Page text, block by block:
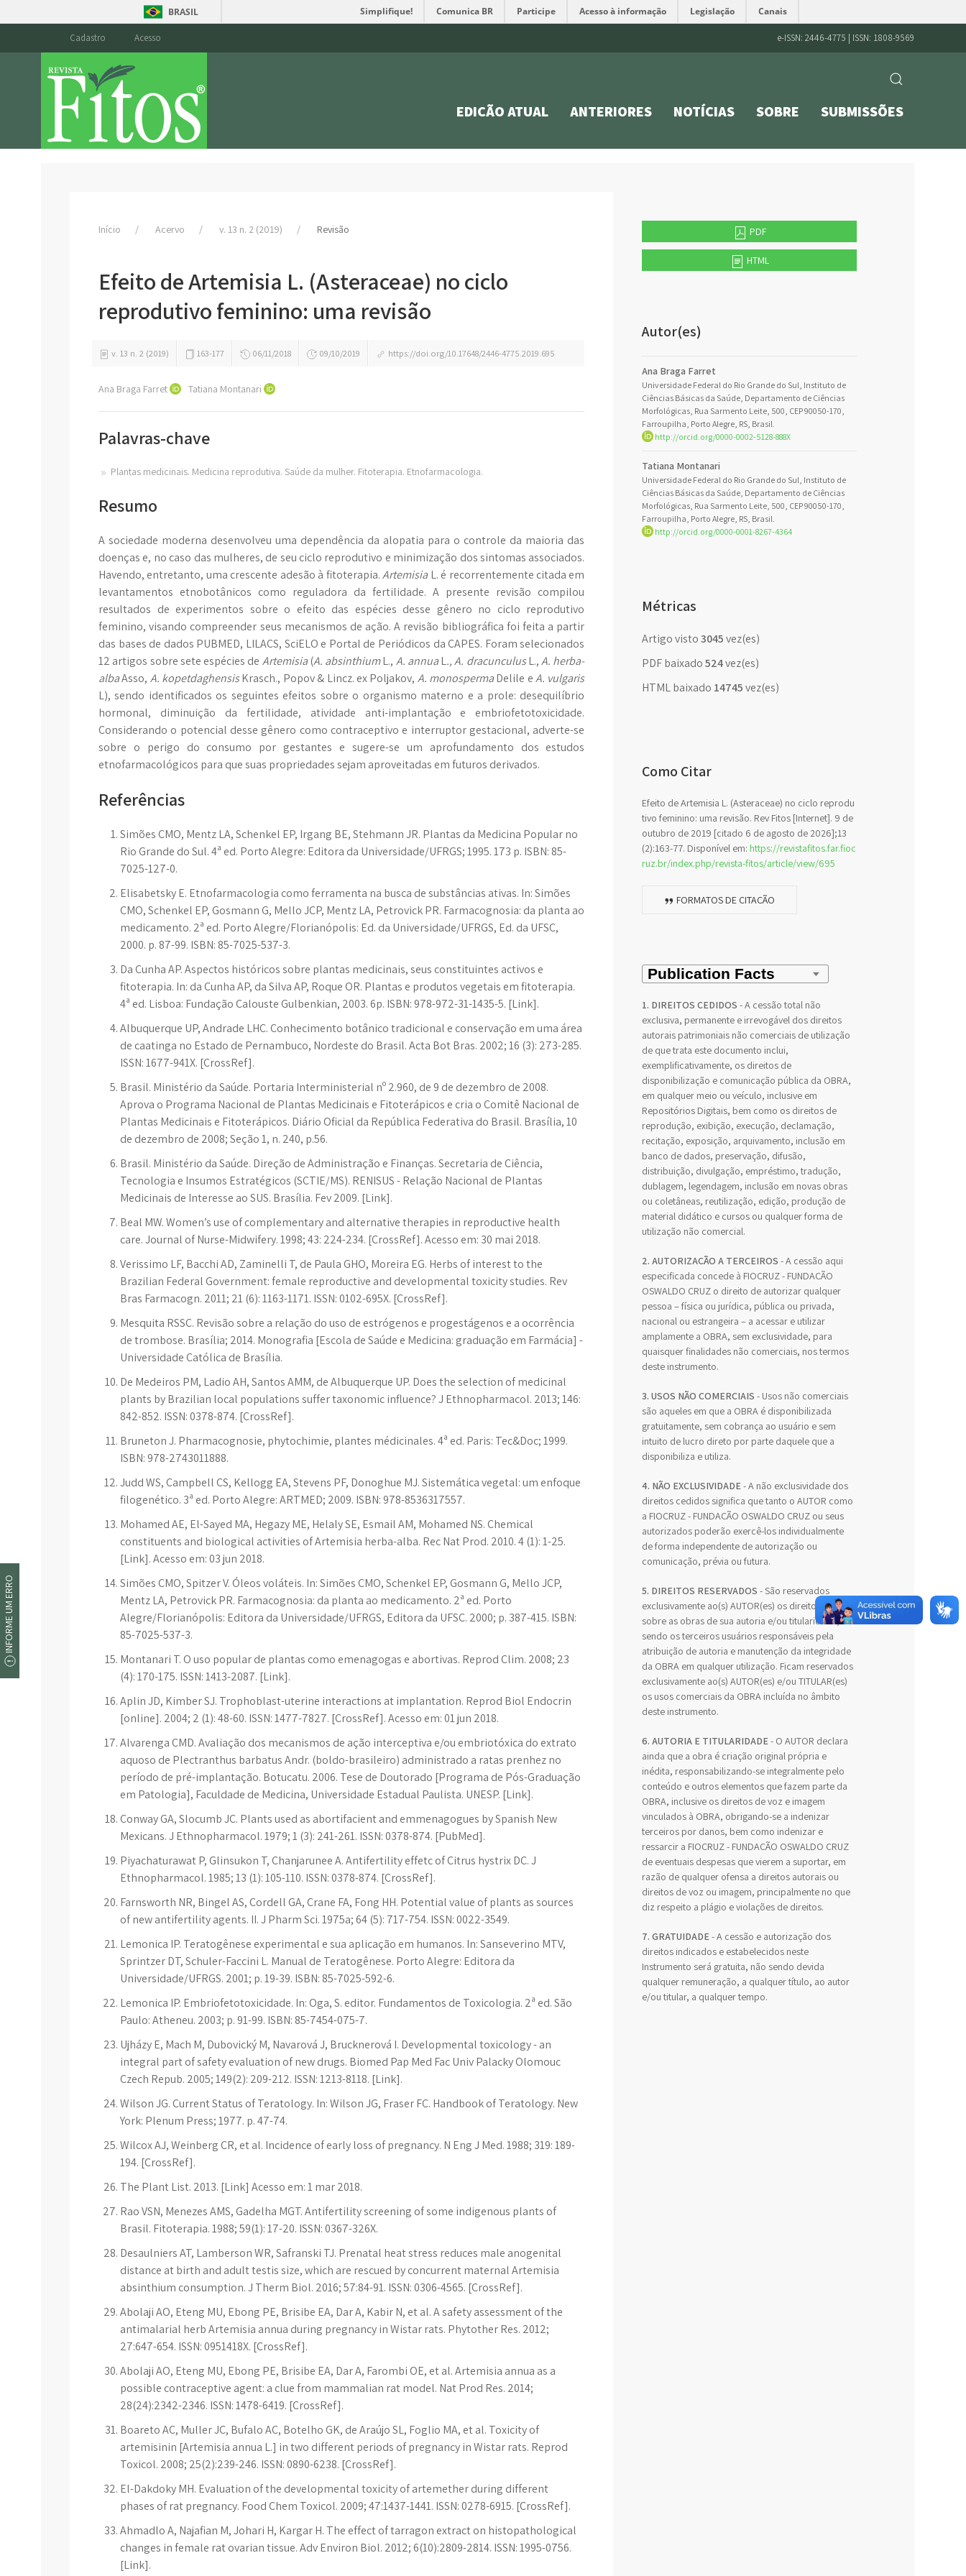
BRASIL Simplifique! Comunica BR Participe Acesso à informação Legislação Canais
Cadastro Acesso e-ISSN: 2446-4775 | ISSN: 1808-9569
EDIÇÃO ATUAL ANTERIORES NOTÍCIAS SOBRE SUBMISSÕES
Início Acervo v. 13 n. 2 (2019) Revisão
Efeito de Artemisia L. (Asteraceae) no ciclo
reprodutivo feminino: uma revisão
v. 13 n. 2 (2019) 163-177 06/11/2018 09/10/2019 https://doi.org/10.17648/2446-4775.2019.695
Ana Braga Farret Tatiana Montanari
Palavras-chave
Plantas medicinais. Medicina reprodutiva. Saúde da mulher. Fitoterapia. Etnofarmacologia.
Resumo
A sociedade moderna desenvolveu uma dependência da alopatia para o controle da maioria das
doenças e, no caso das mulheres, de seu ciclo reprodutivo e minimização dos sintomas associados.
Havendo, entretanto, uma crescente adesão à fitoterapia.ArtemisiaL. é recorrentemente citada em
levantamentos etnobotânicos como reguladora da fertilidade. A presente revisão compilou
resultados de experimentos sobre o efeito das espécies desse gênero no ciclo reprodutivo
feminino, visando compreender seus mecanismos de ação. A revisão bibliográfica foi feita a partir
das bases de dados PUBMED, LILACS, SciELO e Portal de Periódicos da CAPES. Foram selecionados
12 artigos sobre sete espécies de Artemisia(A. absinthiumL., A. annuaL.,A. dracunculusL.,A. herba-
albaAsso, A. kopetdaghensisKrasch., Popov & Lincz. ex Poljakov, A. monospermaDelile eA. vulgaris
L), sendo identificados os seguintes efeitos sobre o organismo materno e a prole: desequilíbrio
hormonal, diminuição da fertilidade, atividade anti-implantação e embriofetotoxicidade.
Considerando o potencial desse gênero como contraceptivo e interruptor gestacional, adverte-se
sobre o perigo do consumo por gestantes e sugere-se um aprofundamento dos estudos
etnofarmacológicos para que suas propriedades sejam aproveitadas em futuros derivados.
Referências
Simões CMO, Mentz LA, Schenkel EP, Irgang BE, Stehmann JR. Plantas da Medicina Popular no
Rio Grande do Sul. 4ª ed. Porto Alegre: Editora da Universidade/UFRGS; 1995. 173 p. ISBN: 85-
7025-127-0.
Elisabetsky E. Etnofarmacologia como ferramenta na busca de substâncias ativas. In: Simões
CMO, Schenkel EP, Gosmann G, Mello JCP, Mentz LA, Petrovick PR. Farmacognosia: da planta ao
medicamento. 2ª ed. Porto Alegre/Florianópolis: Ed. da Universidade/UFRGS, Ed. da UFSC,
2000. p. 87-99. ISBN: 85-7025-537-3.
Da Cunha AP. Aspectos históricos sobre plantas medicinais, seus constituintes activos e
fitoterapia. In: da Cunha AP, da Silva AP, Roque OR. Plantas e produtos vegetais em fitoterapia.
4ª ed. Lisboa: Fundação Calouste Gulbenkian, 2003. 6p. ISBN: 978-972-31-1435-5. [Link].
Albuquerque UP, Andrade LHC. Conhecimento botânico tradicional e conservação em uma área
de caatinga no Estado de Pernambuco, Nordeste do Brasil. Acta Bot Bras. 2002; 16 (3): 273-285.
ISSN: 1677-941X. [CrossRef].
Brasil. Ministério da Saúde. Portaria Interministerial nº 2.960, de 9 de dezembro de 2008.
Aprova o Programa Nacional de Plantas Medicinais e Fitoterápicos e cria o Comitê Nacional de
Plantas Medicinais e Fitoterápicos. Diário Oficial da República Federativa do Brasil. Brasília, 10
de dezembro de 2008; Seção 1, n. 240, p.56.
Brasil. Ministério da Saúde. Direção de Administração e Finanças. Secretaria de Ciência,
Tecnologia e Insumos Estratégicos (SCTIE/MS). RENISUS - Relação Nacional de Plantas
Medicinais de Interesse ao SUS. Brasília. Fev 2009. [Link].
Beal MW. Women’s use of complementary and alternative therapies in reproductive health
care. Journal of Nurse-Midwifery. 1998; 43: 224-234. [CrossRef]. Acesso em: 30 mai 2018.
Verissimo LF, Bacchi AD, Zaminelli T, de Paula GHO, Moreira EG. Herbs of interest to the
Brazilian Federal Government: female reproductive and developmental toxicity studies. Rev
Bras Farmacogn. 2011; 21 (6): 1163-1171. ISSN: 0102-695X. [CrossRef].
Mesquita RSSC. Revisão sobre a relação do uso de estrógenos e progestágenos e a ocorrência
de trombose. Brasília; 2014. Monografia [Escola de Saúde e Medicina: graduação em Farmácia] -
Universidade Católica de Brasília.
De Medeiros PM, Ladio AH, Santos AMM, de Albuquerque UP. Does the selection of medicinal
plants by Brazilian local populations suffer taxonomic influence? J Ethnopharmacol. 2013; 146:
842-852. ISSN: 0378-874. [CrossRef].
Bruneton J. Pharmacognosie, phytochimie, plantes médicinales. 4ª ed. Paris: Tec&Doc; 1999.
ISBN: 978-2743011888.
Judd WS, Campbell CS, Kellogg EA, Stevens PF, Donoghue MJ. Sistemática vegetal: um enfoque
filogenético. 3ª ed. Porto Alegre: ARTMED; 2009. ISBN: 978-8536317557.
Mohamed AE, El-Sayed MA, Hegazy ME, Helaly SE, Esmail AM, Mohamed NS. Chemical
constituents and biological activities of Artemisia herba-alba. Rec Nat Prod. 2010. 4 (1): 1-25.
[Link]. Acesso em: 03 jun 2018.
Simões CMO, Spitzer V. Óleos voláteis. In: Simões CMO, Schenkel EP, Gosmann G, Mello JCP,
Mentz LA, Petrovick PR. Farmacognosia: da planta ao medicamento. 2ª ed. Porto
Alegre/Florianópolis: Editora da Universidade/UFRGS, Editora da UFSC. 2000; p. 387-415. ISBN:
85-7025-537-3.
Montanari T. O uso popular de plantas como emenagogas e abortivas. Reprod Clim. 2008; 23
(4): 170-175. ISSN: 1413-2087. [Link].
Aplin JD, Kimber SJ. Trophoblast-uterine interactions at implantation. Reprod Biol Endocrin
[online]. 2004; 2 (1): 48-60. ISSN: 1477-7827. [CrossRef]. Acesso em: 01 jun 2018.
Alvarenga CMD. Avaliação dos mecanismos de ação interceptiva e/ou embriotóxica do extrato
aquoso de Plectranthus barbatus Andr. (boldo-brasileiro) administrado a ratas prenhez no
período de pré-implantação. Botucatu. 2006. Tese de Doutorado [Programa de Pós-Graduação
em Patologia], Faculdade de Medicina, Universidade Estadual Paulista. UNESP. [Link].
Conway GA, Slocumb JC. Plants used as abortifacient and emmenagogues by Spanish New
Mexicans. J Ethnopharmacol. 1979; 1 (3): 241-261. ISSN: 0378-874. [PubMed].
Piyachaturawat P, Glinsukon T, Chanjarunee A. Antifertility effetc of Citrus hystrix DC. J
Ethnopharmacol. 1985; 13 (1): 105-110. ISSN: 0378-874. [CrossRef].
Farnsworth NR, Bingel AS, Cordell GA, Crane FA, Fong HH. Potential value of plants as sources
of new antifertility agents. II. J Pharm Sci. 1975a; 64 (5): 717-754. ISSN: 0022-3549.
Lemonica IP. Teratogênese experimental e sua aplicação em humanos. In: Sanseverino MTV,
Sprintzer DT, Schuler-Faccini L. Manual de Teratogênese. Porto Alegre: Editora da
Universidade/UFRGS. 2001; p. 19-39. ISBN: 85-7025-592-6.
Lemonica IP. Embriofetotoxicidade. In: Oga, S. editor. Fundamentos de Toxicologia. 2ª ed. São
Paulo: Atheneu. 2003; p. 91-99. ISBN: 85-7454-075-7.
Ujházy E, Mach M, Dubovický M, Navarová J, Brucknerová I. Developmental toxicology - an
integral part of safety evaluation of new drugs. Biomed Pap Med Fac Univ Palacky Olomouc
Czech Repub. 2005; 149(2): 209-212. ISSN: 1213-8118. [Link].
Wilson JG. Current Status of Teratology. In: Wilson JG, Fraser FC. Handbook of Teratology. New
York: Plenum Press; 1977. p. 47-74.
Wilcox AJ, Weinberg CR, et al. Incidence of early loss of pregnancy. N Eng J Med. 1988; 319: 189-
194. [CrossRef].
The Plant List. 2013. [Link] Acesso em: 1 mar 2018.
Rao VSN, Menezes AMS, Gadelha MGT. Antifertility screening of some indigenous plants of
Brasil. Fitoterapia. 1988; 59(1): 17-20. ISSN: 0367-326X.
Desaulniers AT, Lamberson WR, Safranski TJ. Prenatal heat stress reduces male anogenital
distance at birth and adult testis size, which are rescued by concurrent maternal Artemisia
absinthium consumption. J Therm Biol. 2016; 57:84-91. ISSN: 0306-4565. [CrossRef].
Abolaji AO, Eteng MU, Ebong PE, Brisibe EA, Dar A, Kabir N, et al. A safety assessment of the
antimalarial herb Artemisia annua during pregnancy in Wistar rats. Phytother Res. 2012;
27:647-654. ISSN: 0951418X. [CrossRef].
Abolaji AO, Eteng MU, Ebong PE, Brisibe EA, Dar A, Farombi OE, et al. Artemisia annua as a
possible contraceptive agent: a clue from mammalian rat model. Nat Prod Res. 2014;
28(24):2342-2346. ISSN: 1478-6419. [CrossRef].
Boareto AC, Muller JC, Bufalo AC, Botelho GK, de Araújo SL, Foglio MA, et al. Toxicity of
artemisinin [Artemisia annua L.] in two different periods of pregnancy in Wistar rats. Reprod
Toxicol. 2008; 25(2):239-246. ISSN: 0890-6238. [CrossRef].
El-Dakdoky MH. Evaluation of the developmental toxicity of artemether during different
phases of rat pregnancy. Food Chem Toxicol. 2009; 47:1437-1441. ISSN: 0278-6915. [CrossRef].
Ahmadlo A, Najafian M, Johari H, Kargar H. The effect of tarragon extract on histopathological
changes in female rat ovarian tissue. Adv Environ Biol. 2012; 6(10):2809-2814. ISSN: 1995-0756.
[Link].
PDF
HTML
Autor(es)
Ana Braga Farret
Universidade Federal do Rio Grande do Sul, Instituto de
Ciências Básicas da Saúde, Departamento de Ciências
Morfológicas, Rua Sarmento Leite, 500, CEP 90050-170,
Farroupilha, Porto Alegre, RS, Brasil.
http://orcid.org/0000-0002-5128-888X
Tatiana Montanari
Universidade Federal do Rio Grande do Sul, Instituto de
Ciências Básicas da Saúde, Departamento de Ciências
Morfológicas, Rua Sarmento Leite, 500, CEP 90050-170,
Farroupilha, Porto Alegre, RS, Brasil.
http://orcid.org/0000-0001-8267-4364
Métricas
Artigo visto3045vez(es)
PDF baixado 524vez(es)
HTML baixado 14745vez(es)
Como Citar
Efeito de Artemisia L. (Asteraceae) no ciclo reprodu
tivo feminino: uma revisão. Rev Fitos [Internet]. 9 de
outubro de 2019 [citado 6 de agosto de 2026];13
(2):163-77. Disponível em: https://revistafitos.far.fioc
ruz.br/index.php/revista-fitos/article/view/695
FORMATOS DE CITAÇÃO
1. DIREITOS CEDIDOS - A cessão total não
exclusiva, permanente e irrevogável dos direitos
autorais patrimoniais não comerciais de utilização
de que trata este documento inclui,
exemplificativamente, os direitos de
disponibilização e comunicação pública da OBRA,
em qualquer meio ou veículo, inclusive em
Repositórios Digitais, bem como os direitos de
reprodução, exibição, execução, declamação,
recitação, exposição, arquivamento, inclusão em
banco de dados, preservação, difusão,
distribuição, divulgação, empréstimo, tradução,
dublagem, legendagem, inclusão em novas obras
ou coletâneas, reutilização, edição, produção de
material didático e cursos ou qualquer forma de
utilização não comercial.
2. AUTORIZAÇÃO A TERCEIROS - A cessão aqui
especificada concede à FIOCRUZ - FUNDAÇÃO
OSWALDO CRUZ o direito de autorizar qualquer
pessoa – física ou jurídica, pública ou privada,
nacional ou estrangeira – a acessar e utilizar
amplamente a OBRA, sem exclusividade, para
quaisquer finalidades não comerciais, nos termos
deste instrumento.
3. USOS NÃO COMERCIAIS - Usos não comerciais
são aqueles em que a OBRA é disponibilizada
gratuitamente, sem cobrança ao usuário e sem
intuito de lucro direto por parte daquele que a
disponibiliza e utiliza.
4. NÃO EXCLUSIVIDADE- A não exclusividade dos
direitos cedidos significa que tanto o AUTOR como
a FIOCRUZ - FUNDAÇÃO OSWALDO CRUZ ou seus
autorizados poderão exercê-los individualmente
de forma independente de autorização ou
comunicação, prévia ou futura.
5. DIREITOS RESERVADOS - São reservados
exclusivamente ao(s) AUTOR(es) os direitos morais
sobre as obras de sua autoria e/ou titularidade,
sendo os terceiros usuários responsáveis pela
atribuição de autoria e manutenção da integridade
da OBRA em qualquer utilização. Ficam reservados
exclusivamente ao(s) AUTOR(es) e/ou TITULAR(es)
os usos comerciais da OBRA incluída no âmbito
deste instrumento.
6. AUTORIA E TITULARIDADE- O AUTOR declara
ainda que a obra é criação original própria e
inédita, responsabilizando-se integralmente pelo
conteúdo e outros elementos que fazem parte da
OBRA, inclusive os direitos de voz e imagem
vinculados à OBRA, obrigando-se a indenizar
terceiros por danos, bem como indenizar e
ressarcir a FIOCRUZ - FUNDAÇÃO OSWALDO CRUZ
de eventuais despesas que vierem a suportar, em
razão de qualquer ofensa a direitos autorais ou
direitos de voz ou imagem, principalmente no que
diz respeito a plágio e violações de direitos.
7. GRATUIDADE- A cessão e autorização dos
direitos indicados e estabelecidos neste
Instrumento será gratuita, não sendo devida
qualquer remuneração, a qualquer título, ao autor
e/ou titular, a qualquer tempo.
INFORME UM ERRO